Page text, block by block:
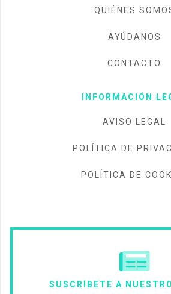
QUIÉNES
AYÚDANOS
CONTACTO
INFORMACIÓN
AVISO LEGAL
POLÍTICA DE
POLÍTICA DE
SUSCRÍBETE A